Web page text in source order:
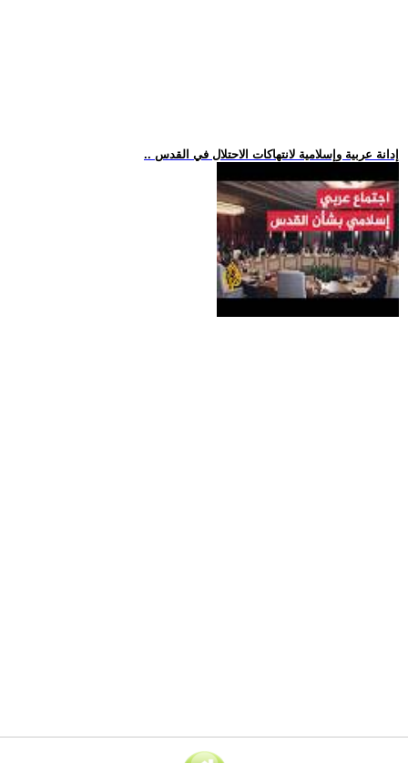
.. إدانة عربية وإسلامية لانتهاكات الاحتلال في القدس